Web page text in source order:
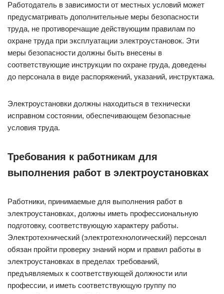
Работодатель в зависимости от местных условий может
предусматривать дополнительные меры безопасности
труда, не противоречащие действующим правилам по
охране труда при эксплуатации электро­установок. Эти
меры безопасности должны быть внесены в
соответствующие инструкции по охране груда, доведены
до персонала в виде распоряжений, указаний, инструктажа.
Электроустановки должны находиться в технически
исправном состоянии, обеспечивающем без­опасные
условия труда.
Требования к работникам для
выполнения работ в электроустановках
Работники, принимаемые для выполнения работ в
электроустановках, должны иметь профессиональную
подготовку, соответствующую характеру работы.
Электротехнический (электротехнологический) персонал
обязан пройти проверку знаний норм и правил работы в
электроустановках в пределах требований,
предъявляемых к соответствующей должности или
профессии, и иметь соответствующую группу по